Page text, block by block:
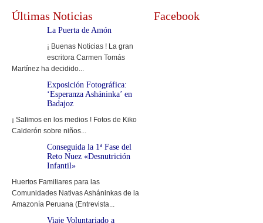
Últimas Noticias
La Puerta de Amón
¡ Buenas Noticias ! La gran
escritora Carmen Tomás
Martínez ha decidido...
Exposición Fotográfica:
‘Esperanza Asháninka’ en
Badajoz
¡ Salimos en los medios ! Fotos de Kiko
Calderón sobre niños...
Conseguida la 1ª Fase del
Reto Nuez «Desnutrición
Infantil»
Huertos Familiares para las
Comunidades Nativas Asháninkas de la
Amazonía Peruana (Entrevista...
Viaje Voluntariado a
Facebook